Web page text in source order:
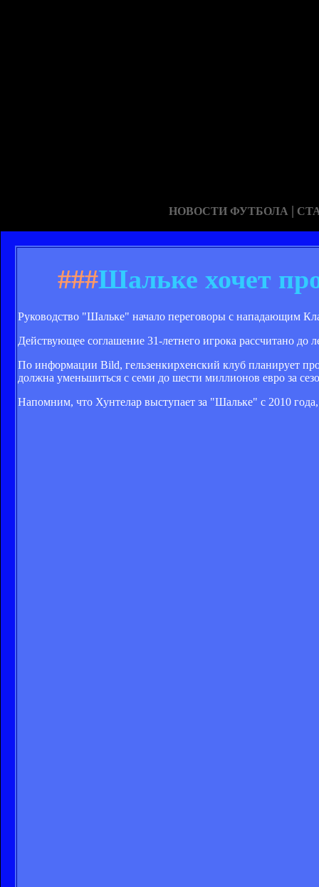
НОВОСТИ ФУТБОЛА |
###Шальке хочет
Руководство "Шальке" начало переговоры с нападающим
Действующее соглашение 31-летнего игрока рассчитано до
По информации Bild, гельзенкирхенский клуб планирует
должна уменьшиться с семи до шести миллионов евро за
Напомним, что Хунтелар выступает за "Шальке" с 2010 года,